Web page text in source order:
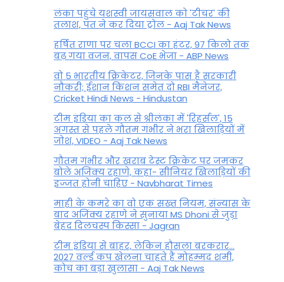
लंका पहुंचे यशस्वी जायसवाल को 'टीचर' की
तलाश, पंत ने कर द‍िया ट्रोल - Aaj Tak News
हर्षित राणा पर चला BCCI का हंटर, 97 किलो तक
बढ़ गया वजन, वापस CoE भेजा - ABP News
वो 5 भारतीय क्रिकेटर, जिनके पास है सरकारी
नौकरी; ईशान किशन समेत दो RBI मैनेजर,
Cricket Hindi News - Hindustan
टीम इंडिया का कल से श्रीलंका में 'रिहर्सल', 15
अगस्त से पहले गौतम गंभीर ने भरा ख‍िलाड़‍ियों में
जोश, VIDEO - Aaj Tak News
गौतम गंभीर और खराब टेस्ट क्रिकेट पर जमकर
बोले अजिंक्य रहाणे, कहा- सीनियर खिलाड़ियों की
इज्जत होनी चाहिए - Navbharat Times
माही के कमरे का वो एक सख्त नियम, संन्यास के
बाद अजिंक्‍य रहाणे ने सुनाया MS Dhoni से जुड़ा
बेहद दिलचस्प किस्सा - Jagran
टीम इंडिया से बाहर, लेकिन हौसला बरकरार...
2027 वर्ल्ड कप खेलना चाहते हैं मोहम्मद शमी,
कोच का बड़ा खुलासा - Aaj Tak News